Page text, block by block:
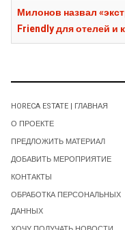
Милонов назвал
Friendly для отелей и
HORECA ESTATE | ГЛАВНАЯ
О ПРОЕКТЕ
ПРЕДЛОЖИТЬ МАТЕРИАЛ
ДОБАВИТЬ МЕРОПРИЯТИЕ
КОНТАКТЫ
ОБРАБОТКА ПЕРСОНАЛЬНЫХ
ДАННЫХ